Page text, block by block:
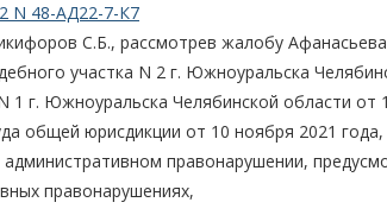
N 48-АД22-7-К7
С.Б., рассмотрев жалобу
участка N 2 г. Южноуральска
1 г. Южноуральска Челябинской области от
общей юрисдикции от 10 ноября 2021
правонарушении,
правонарушениях,